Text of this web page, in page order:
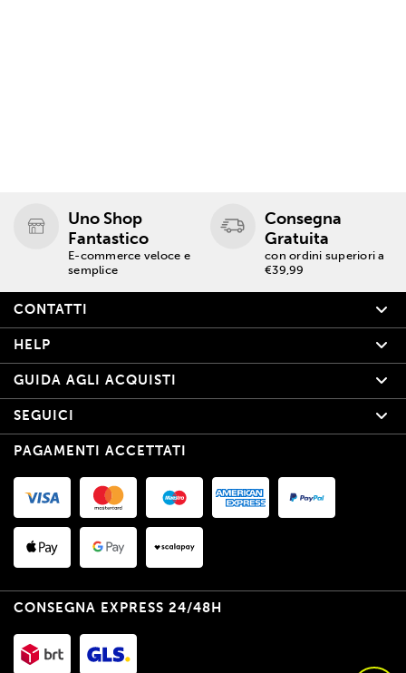
Uno Shop
Fantastico
E-commerce veloce e
semplice
Consegna
Gratuita
con ordini superiori a
€39,99
CONTATTI
HELP
GUIDA AGLI ACQUISTI
SEGUICI
PAGAMENTI ACCETTATI
CONSEGNA EXPRESS 24/48H